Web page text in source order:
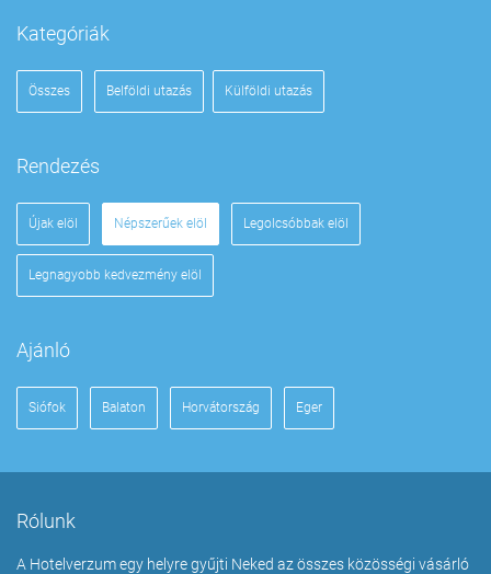
Kategóriák
Összes Belföldi utazás Külföldi utazás
Rendezés
Újak elöl Népszerűek elöl Legolcsóbbak elöl
Legnagyobb kedvezmény elöl
Ajánló
Siófok Balaton Horvátország Eger
Rólunk
A Hotelverzum egy helyre gyűjti Neked az összes közösségi vásárló